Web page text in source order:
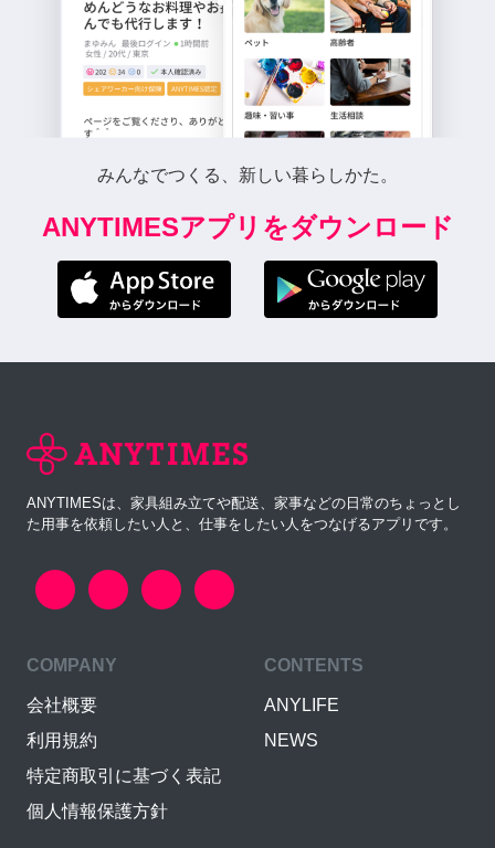
みんなでつくる、新しい暮らしかた。
ANYTIMESアプリをダウンロード
ANYTIMESは、家具組み立てや配送、家事などの日常のちょっとし
た用事を依頼したい人と、仕事をしたい人をつなげるアプリです。
COMPANY
会社概要
利用規約
特定商取引に基づく表記
個人情報保護方針
CONTENTS
ANYLIFE
NEWS